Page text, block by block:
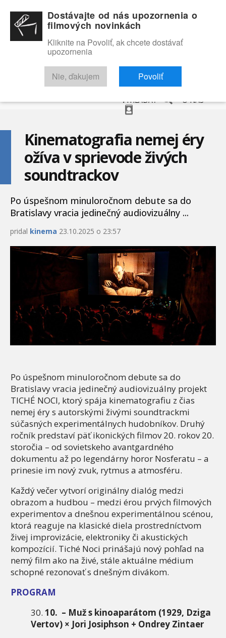
RECENZIE TRAILERY FILMOVÁ DATABÁZA
VYHĽADAŤ O NÁS
Kinematografia nemej éry
ožíva v sprievode živých
soundtrackov
Po úspešnom minuloročnom debute sa do
Bratislavy vracia jedinečný audiovizuálny ...
pridal kinema 23.10.2025 o 23:57
Po úspešnom minuloročnom debute sa do
Bratislavy vracia jedinečný audiovizuálny projekt
TICHÉ NOCI, ktorý spája kinematografiu z čias
nemej éry s autorskými živými soundtrackmi
súčasných experimentálnych hudobníkov. Druhý
ročník predstaví päť ikonických filmov 20. rokov 20.
storočia – od sovietskeho avantgardného
dokumentu až po legendárny horor Nosferatu – a
prinesie im nový zvuk, rytmus a atmosféru.
Každý večer vytvorí originálny dialóg medzi
obrazom a hudbou – medzi érou prvých filmových
experimentov a dnešnou experimentálnou scénou,
ktorá reaguje na klasické diela prostredníctvom
živej improvizácie, elektroniky či akustických
kompozícií. Tiché Noci prinášajú nový pohľad na
nemý film ako na živé, stále aktuálne médium
schopné rezonovať s dnešným divákom.
PROGRAM
10. – Muž s kinoaparátom (1929, Dziga
Vertov) × Jori Josiphson + Ondrey Zintaer
Dostávajte od nás upozornenia o
filmových novinkách
Kliknite na Povoliť, ak chcete dostávať
upozornenia
Nie, ďakujem Povoliť